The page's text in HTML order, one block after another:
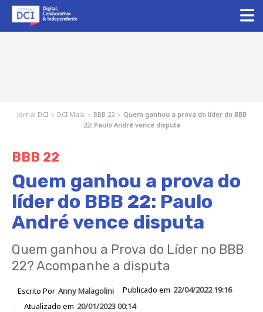
Jornal DCI › DCI Mais › BBB 22 › Quem ganhou a prova do líder do BBB
22: Paulo André vence disputa
BBB 22
Quem ganhou a prova do
líder do BBB 22: Paulo
André vence disputa
Quem ganhou a Prova do Líder no BBB
22? Acompanhe a disputa
Escrito Por Anny Malagolini Publicado em 22/04/2022 19:16
Atualizado em 20/01/2023 00:14